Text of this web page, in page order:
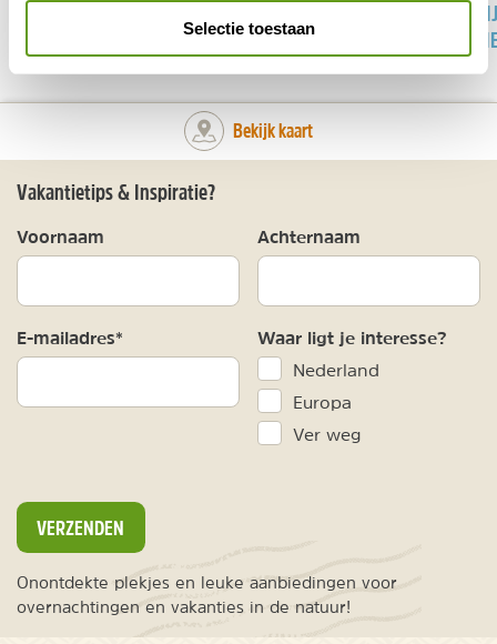
Selectie toestaan
WAARDEVOL REIZEN IN
Bekijk kaart
Vakantietips & Inspiratie?
Voornaam Achternaam
E-mailadres* Waar ligt je interesse?
Nederland
Europa
Ver weg
VERZENDEN
Onontdekte plekjes en leuke aanbiedingen voor
overnachtingen en vakanties in de natuur!